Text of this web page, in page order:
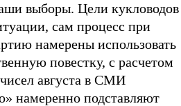
выборы. Цели кукловодов
сам процесс при
намерены использовать
повестку, с расчетом
августа в СМИ
намеренно подставляют